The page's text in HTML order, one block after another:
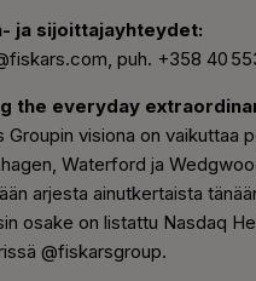
ja sijoittajayhteydet:
puh. +358 40
the everyday
Groupin visiona on vaikuttaa
Waterford ja
arjesta ainutkertaista
osake on listattu Nasdaq
@fiskarsgroup.